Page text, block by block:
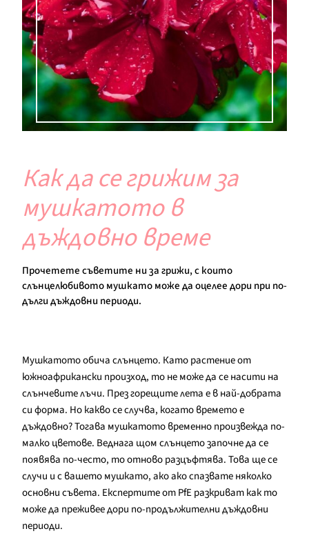
Как да се грижим за
мушкатото в
дъждовно време
Прочетете съветите ни за грижи, с които
слънцелюбивото мушкато може да оцелее дори при по-
дълги дъждовни периоди.
Мушкатото обича слънцето. Като растение от
южноафрикански произход, то не може да се насити на
слънчевите лъчи. През горещите лета е в най-добрата
си форма. Но какво се случва, когато времето е
дъждовно? Тогава мушкатото временно произвежда по-
малко цветове. Веднага щом слънцето започне да се
появява по-често, то отново разцъфтява. Това ще се
случи и с вашето мушкато, ако ако спазвате няколко
основни съвета. Експертите от PfE разкриват как то
може да преживее дори по-продължителни дъждовни
периоди.